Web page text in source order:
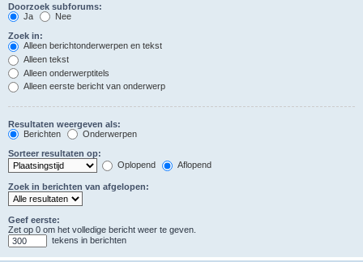
Doorzoek subforums:
Ja
Nee
Zoek in:
Alleen berichtonderwerpen en tekst
Alleen tekst
Alleen onderwerptitels
Alleen eerste bericht van onderwerp
Resultaten weergeven als:
Berichten
Onderwerpen
Sorteer resultaten op:
Oplopend
Aflopend
Zoek in berichten van afgelopen:
Geef eerste:
Zet op 0 om het volledige bericht weer te geven.
tekens in berichten